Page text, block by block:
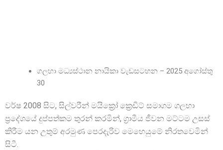
ගලහා මධ්යස්ථාන නායිකා වැඩසටහන – 2025 අගෝස්තු
30
වර්ෂ 2008 සිට, සිල්වරීන් මයික් රෝ ක්රෙඩිට් සමාගම ගලහා
ප්රදේශයේ දුප්පත්කම තුරන් කරමින්, ග්රාමීය ජීවන මට්ටම උසස්
කිරීම යන උතුම් අරමුණ පෙරදැරිව මෙහෙයුමේ නිරතවෙමින්
සිටී.